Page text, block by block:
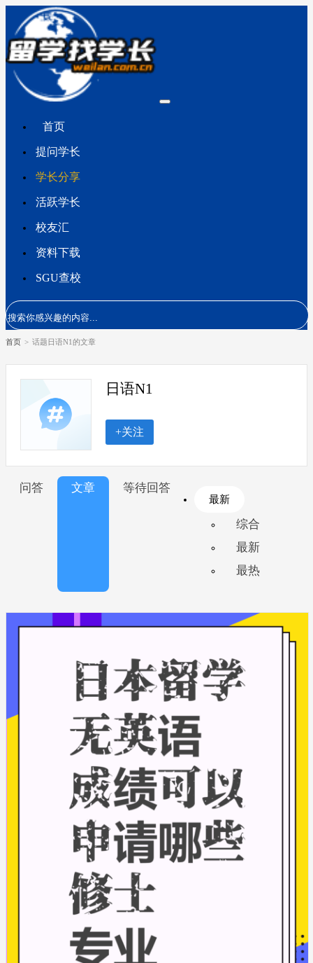
首页
提问学长
学长分享
活跃学长
校友汇
资料下载
SGU查校
首页 > 话题日语N1的文章
日语N1
+关注
问答 文章 等待回答
最新
综合
最新
最热